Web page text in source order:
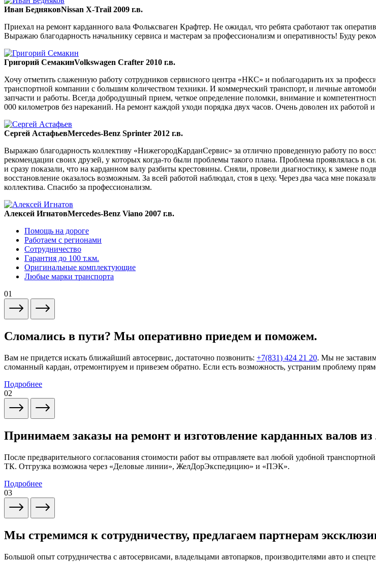
Иван БедняковNissan X-Trail 2009 г.в.
Приехал на ремонт карданного вала Фольксваген Крафтер. Не ожидал, что ребята сработают так
Выражаю благодарность начальнику сервиса и мастерам за профессионализм и оперативность! Буду
Григорий СемакинVolkswagen Crafter 2010 г.в.
Хочу отметить слаженную работу сотрудников сервисного центра «НКС» и поблагодарить их за
транспортной компании с большим количеством техники. И коммерческий транспорт, и личные
запчасти и работы. Всегда добродушный прием, четкое определение поломки, внимание и
000 километров без нареканий. На ремонт каждой уходи порядка двух часов. Очень доволен их работой
Сергей АстафьевMercedes-Benz Sprinter 2012 г.в.
Выражаю благодарность коллективу «НижегородКарданСервис» за отлично проведенную работу по
рекомендации своих друзей, у которых когда-то были проблемы такого плана. Проблема проявлялась в
и сразу показали, что на карданном валу разбиты крестовины. Сняли, провели диагностику, к замене
восстановление оказалось возможным. За всей работой наблюдал, стоя в цеху. Через два часа мне
коллектива. Спасибо за профессионализм.
Алексей ИгнатовMercedes-Benz Viano 2007 г.в.
Помощь на дороге
Работаем с регионами
Сотрудничество
Гарантия до 100 т.км.
Оригинальные комплектующие
Любые марки транспорта
01
Сломались в пути? Мы оперативно приедем и поможем.
Вам не придется искать ближайший автосервис, достаточно позвонить: +7(831) 424 21 20. Мы не
сломанный кардан, отремонтируем и привезем обратно. Если есть возможность, устраним проблему
Подробнее
02
Принимаем заказы на ремонт и изготовление карданных валов
После предварительного согласования стоимости работ вы отправляете вал любой удобной
ТК. Отгрузка возможна через «Деловые линии», ЖелДорЭкспедицию» и «ПЭК».
Подробнее
03
Мы стремимся к сотрудничеству, предлагаем партнерам
Большой опыт сотрудничества с автосервисами, владельцами автопарков, производителями авто и